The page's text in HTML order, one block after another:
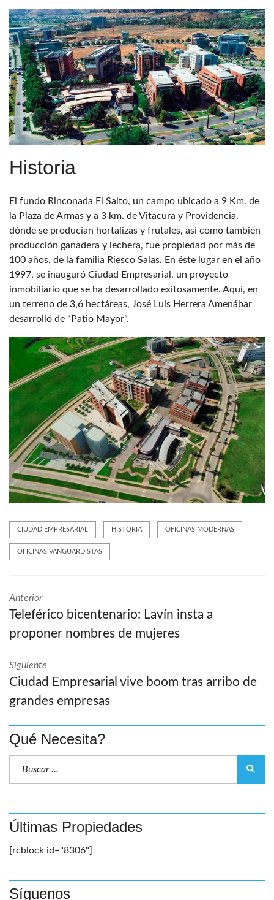
Historia
El fundo Rinconada El Salto, un campo ubicado a 9 Km. de
la Plaza de Armas y a 3 km. de Vitacura y Providencia,
dónde se producían hortalizas y frutales, así como también
producción ganadera y lechera, fue propiedad por más de
100 años, de la familia Riesco Salas. En éste lugar en el año
1997, se inauguró Ciudad Empresarial, un proyecto
inmobiliario que se ha desarrollado exitosamente. Aquí, en
un terreno de 3,6 hectáreas, José Luis Herrera Amenábar
desarrolló de “Patio Mayor”.
CIUDAD EMPRESARIAL HISTORIA OFICINAS MODERNAS
OFICINAS VANGUARDISTAS
Anterior
Teleférico bicentenario: Lavín insta a
proponer nombres de mujeres
Siguiente
Ciudad Empresarial vive boom tras arribo de
grandes empresas
Qué Necesita?
Últimas Propiedades
[rcblock id="8306"]
Síguenos